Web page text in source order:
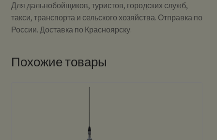
Для дальнобойщиков, туристов, городских служб,
такси, транспорта и сельского хозяйства. Отправка по
России. Доставка по Красноярску.
Похожие товары